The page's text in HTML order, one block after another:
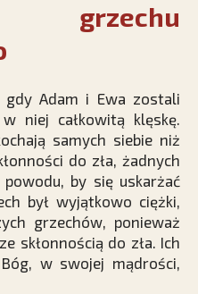
gdy Adam i Ewa zostali
niej całkowitą klęskę.
samych siebie niż
do zła, żadnych
by się uskarżać
był wyjątkowo ciężki,
grzechów, ponieważ
skłonnością do zła. Ich
w swojej mądrości,